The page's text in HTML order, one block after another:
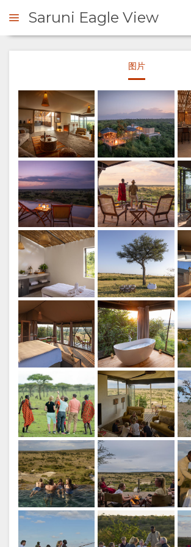
概
观
关
于
我
们
设
施
图
片
库
片
视
频
下
载
Saruni Eagle View
图片
信用: Saruni Basecamp
信用: Saruni Basecamp
信用: Saruni Basecamp
信用: Saruni Basecamp
信用: Saruni Basecamp